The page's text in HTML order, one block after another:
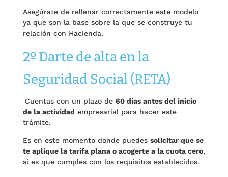
Asegúrate de rellenar correctamente este modelo
ya que son la base sobre la que se construye tu
relación con Hacienda.
2º Darte de alta en la
Seguridad Social (RETA)
Cuentas con un plazo de 60 días antes del inicio
de la actividad empresarial para hacer este
trámite.
Es en este momento donde puedes solicitar que se
te aplique la tarifa plana o acogerte a la cuota cero,
si es que cumples con los requisitos establecidos.